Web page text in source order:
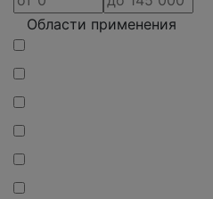
Области применения